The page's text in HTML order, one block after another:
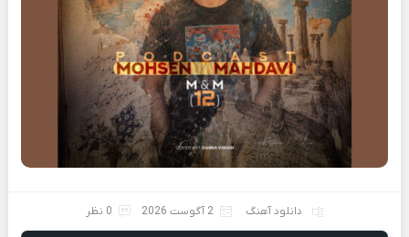
دانلود آهنگ 2 آگوست 2026 0 نظر